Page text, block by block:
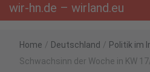
wir-hn.de – wirland.eu
Home / Deutschland / Politik im
Schwachsinn der Woche in KW